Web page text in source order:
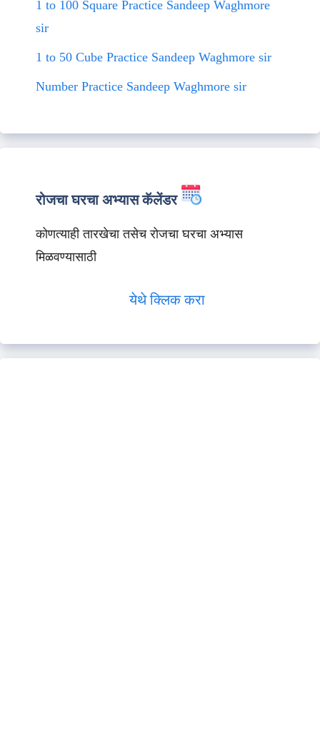
1 to 100 Square Practice Sandeep Waghmore
sir
1 to 50 Cube Practice Sandeep Waghmore sir
Number Practice Sandeep Waghmore sir
रोजचा घरचा अभ्यास कॅलेंडर
कोणत्याही तारखेचा तसेच रोजचा घरचा अभ्यास
मिळवण्यासाठी
येथे क्लिक करा